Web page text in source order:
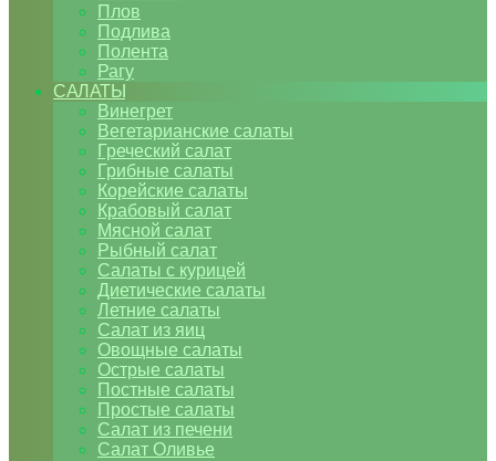
Плов
Подлива
Полента
Рагу
САЛАТЫ
Винегрет
Вегетарианские салаты
Греческий салат
Грибные салаты
Корейские салаты
Крабовый салат
Мясной салат
Рыбный салат
Салаты с курицей
Диетические салаты
Летние салаты
Салат из яиц
Овощные салаты
Острые салаты
Постные салаты
Простые салаты
Салат из печени
Салат Оливье